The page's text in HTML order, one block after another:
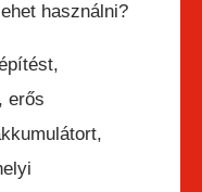
használni?
erős